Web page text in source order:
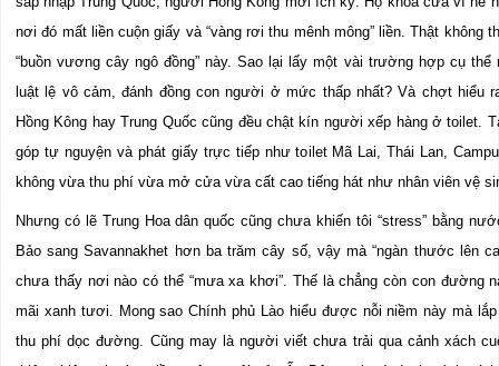
nơi đó mất liền cuộn giấy và “vàng rơi thu mênh mông” liền. Thật không
“buồn vương cây ngô đồng” này. Sao lại lấy một vài trường hợp cụ
luật lệ vô cảm, đánh đồng con người ở mức thấp nhất? Và chợt hiểu
Hồng Kông hay Trung Quốc cũng đều chật kín người xếp hàng ở toilet.
góp tự nguyện và phát giấy trực tiếp như toilet Mã Lai, Thái Lan,
không vừa thu phí vừa mở cửa vừa cất cao tiếng hát như nhân viên vệ
Nhưng có lẽ Trung Hoa dân quốc cũng chưa khiến tôi “stress” bằng
Bảo sang Savannakhet hơn ba trăm cây số, vậy mà “ngàn thước lên
chưa thấy nơi nào có thể “mưa xa khơi”. Thế là chẳng còn con đường
mãi xanh tươi. Mong sao Chính phủ Lào hiểu được nỗi niềm này mà
thu phí dọc đường. Cũng may là người viết chưa trải qua cảnh xách